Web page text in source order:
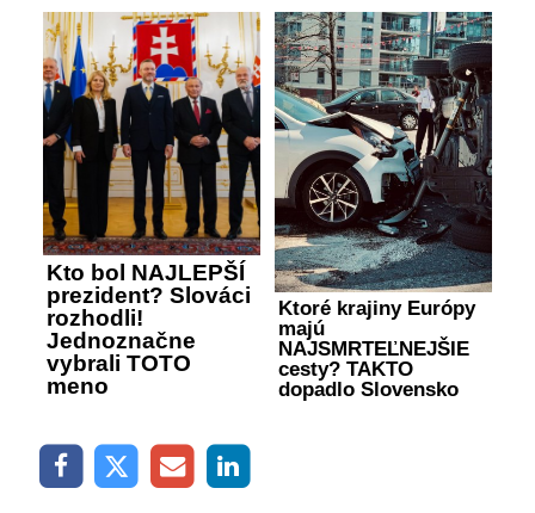
Kto bol NAJLEPŠÍ
prezident? Slováci
rozhodli!
Jednoznačne
vybrali TOTO
meno
Ktoré krajiny Európy
majú
NAJSMRTEĽNEJŠIE
cesty? TAKTO
dopadlo Slovensko